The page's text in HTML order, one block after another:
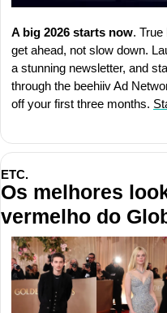
A big 2026 starts now.
get ahead, not slow down.
a stunning newsletter, and
through the beehiiv Ad
off your first three months.
ETC.
Os melhores
vermelho do